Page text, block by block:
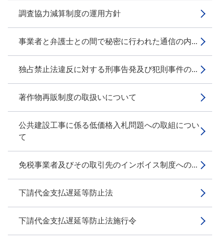
調査協力減算制度の運用方針
事業者と弁護士との間で秘密に行われた通信の内...
独占禁止法違反に対する刑事告発及び犯則事件の...
著作物再販制度の取扱いについて
公共建設工事に係る低価格入札問題への取組につい
て
免税事業者及びその取引先のインボイス制度への...
下請代金支払遅延等防止法
下請代金支払遅延等防止法施行令